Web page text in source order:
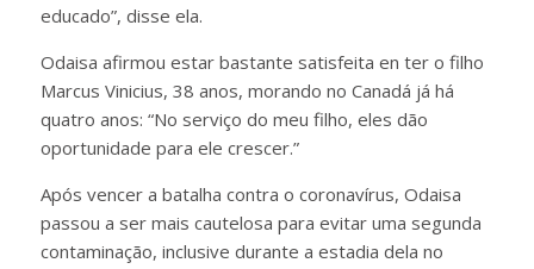
educado”, disse ela.
Odaisa afirmou estar bastante satisfeita en ter o filho
Marcus Vinicius, 38 anos, morando no Canadá já há
quatro anos: “No serviço do meu filho, eles dão
oportunidade para ele crescer.”
Após vencer a batalha contra o coronavírus, Odaisa
passou a ser mais cautelosa para evitar uma segunda
contaminação, inclusive durante a estadia dela no